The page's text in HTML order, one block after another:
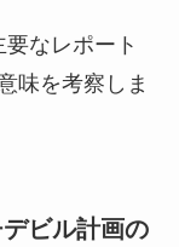
なレポート
味を考察しま
ビル計画の